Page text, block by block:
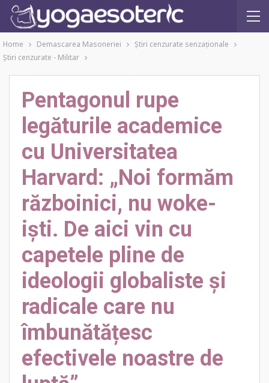
Home Demascarea Masoneriei
Ştiri cenzurate senzaţionale
Ştiri cenzurate - Militar
Pentagonul rupe
legăturile academice
cu Universitatea
Harvard: „Noi formăm
războinici, nu woke-
iști. De aici vin cu
capetele pline de
ideologii globaliste și
radicale care nu
îmbunătățesc
efectivele noastre de